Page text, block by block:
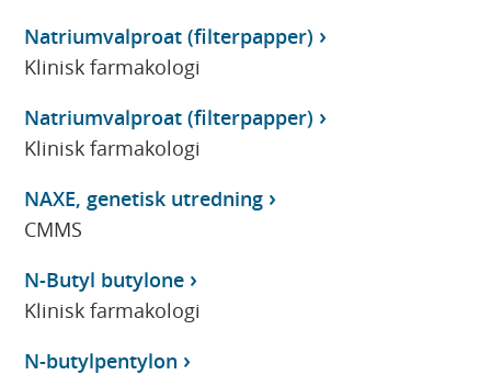
Natriumvalproat (filterpapper)
Klinisk farmakologi
Natriumvalproat (filterpapper)
Klinisk farmakologi
NAXE, genetisk utredning
CMMS
N-Butyl butylone
Klinisk farmakologi
N-butylpentylon